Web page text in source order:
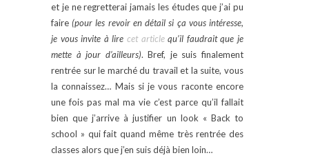
et je ne regretterai jamais les études que j’ai pu
faire(pour les revoir en détail si ça vous intéresse,
je vous invite à lire cet articlequ’il faudrait que je
mette à jour d’ailleurs). Bref, je suis finalement
rentrée sur le marché du travail et la suite, vous
la connaissez… Mais si je vous raconte encore
une fois pas mal ma vie c’est parce qu’il fallait
bien que j’arrive à justifier un look « Back to
school » qui fait quand même très rentrée des
classes alors que j’en suis déjà bien loin…